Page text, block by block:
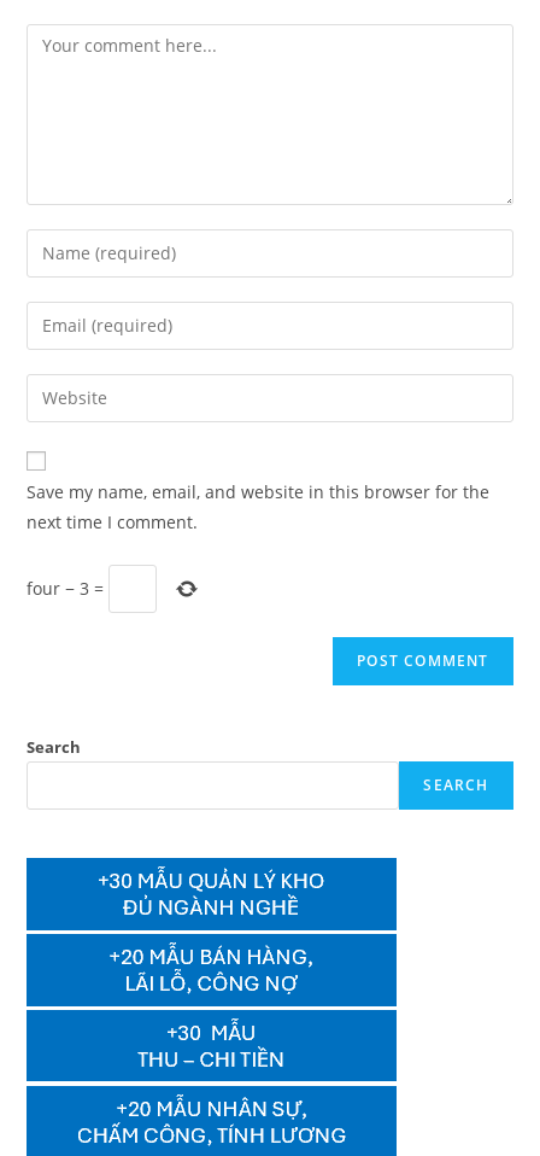
Comment
Enter
your
name
comment
Enter
your
email
address
comment
Enter
your
website
URL
(optional)
Save my name, email, and website in this browser for the
next time I comment.
four −3 =
Search
SEARCH